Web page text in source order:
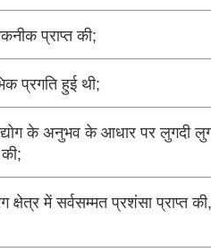
प्राप्त की;
प्रगति हुई थी;
के अनुभव के आधार पर लुगदी
में सर्वसम्मत प्रशंसा प्राप्त